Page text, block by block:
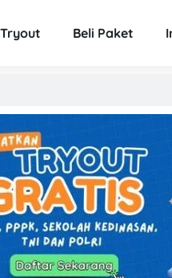
Tryout Beli Paket